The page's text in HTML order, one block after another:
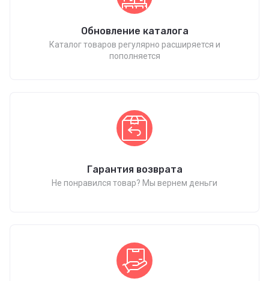
Обновление каталога
Каталог товаров регулярно расширяется и
пополняется
Гарантия возврата
Не понравился товар? Мы вернем деньги